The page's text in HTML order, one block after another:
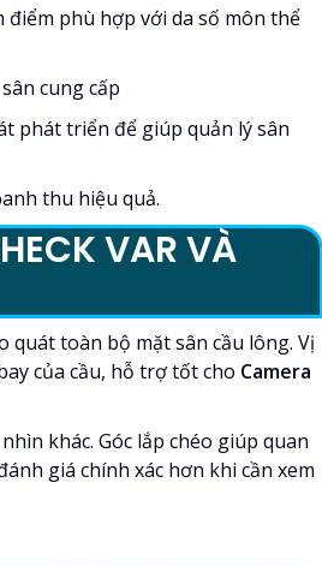
phù hợp với da số môn thể
cung cấp
phát triển để giúp quản lý sân
thu hiệu quả.
VAR VÀ
quát toàn bộ mặt sân cầu lông. Vị
của cầu, hỗ trợ tốt cho Camera
khác. Góc lắp chéo giúp quan
giá chính xác hơn khi cần xem